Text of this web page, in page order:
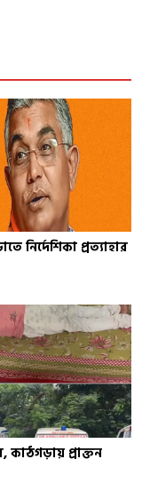
নির্দেশিকা প্রত্যাহার
কাঠগড়ায় প্রাক্তন